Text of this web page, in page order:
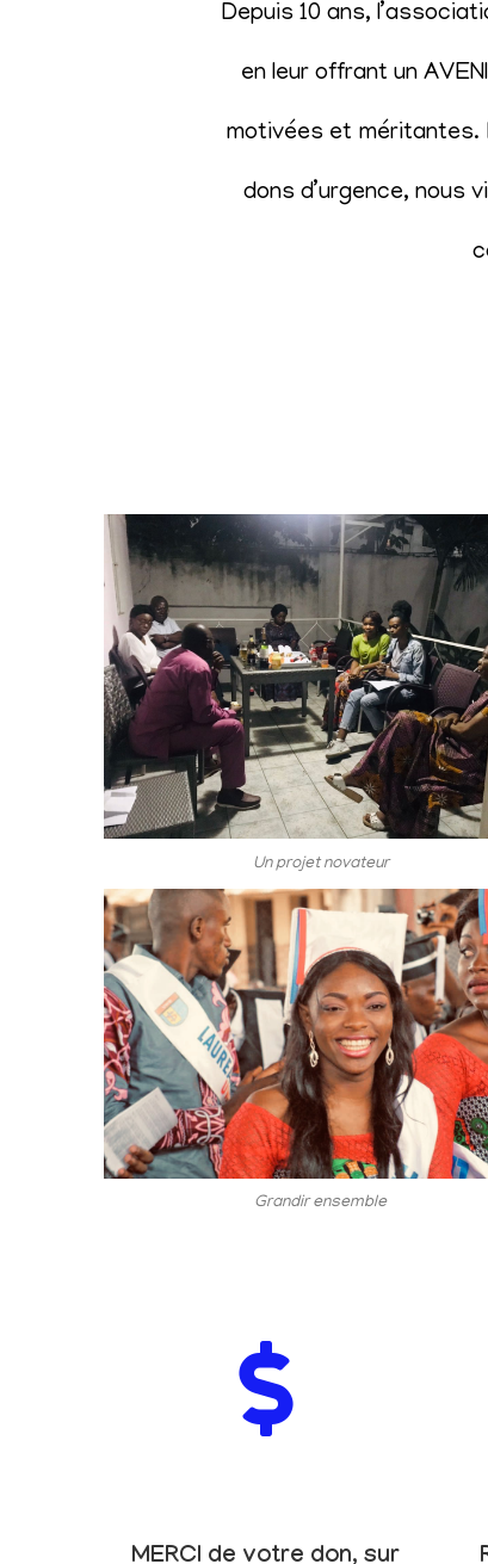
Depuis 10 ans,
en leur offrant un
motivées et méritantes.
dons d’urgence, nous
Un projet novateur
Grandir ensemble
MERCI de votre don, sur